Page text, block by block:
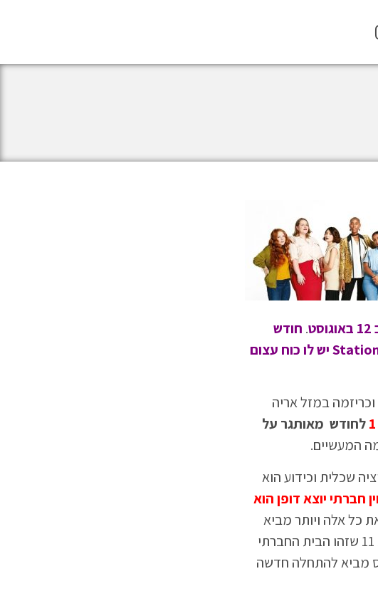
. חודש
אוגוסט חודש שבו 3 פלנטות משנות כיוון ועומדים Station Direct or Retrograde בכל מקרה כאשר כוכב Station יש לו כוח עצום
במזל אריה
1לחודש מאותגר על
המעשיים.
שכלית וכידוע הוא
חברתי יוצא דופן הוא
כל אלה ויותר מביא
באופן מאתגר לכל הפלנטות האישיות שנמצאות במזל אריה. מה שמעניין עבורכם הירח החדש באריה נמצא בבית 11 שזהו הבית החברתי
ואורנוס מביא להתחלה חדשה